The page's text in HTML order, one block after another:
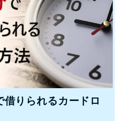
査に通らない理由
クでもお金を借りるに
の判断基準と工面法
はブラックでも審査に通
分がブラックか確かめる
借りられるカードロ